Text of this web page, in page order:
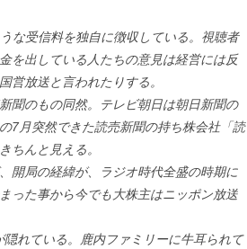
な受信料を独自に徴収している。視聴者
を出している人たちの意見は経営には反
営放送と言われたりする。
聞のもの同然。テレビ朝日は朝日新聞の
7月突然できた読売新聞の持ち株会社「読
ちんと見える。
開局の経緯が、ラジオ時代全盛の時期に
った事から今でも大株主はニッポン放送
れている。鹿内ファミリーに牛耳られて